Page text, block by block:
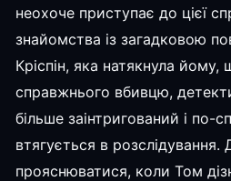
неохоче приступає до цієї
знайомства із загадковою
Кріспін, яка натякнула йому,
справжнього вбивцю,
більше заінтригований і по-
втягується в
прояснюватися, коли Том